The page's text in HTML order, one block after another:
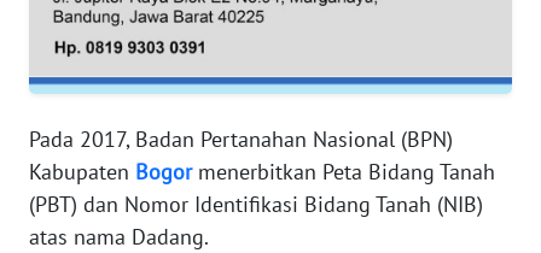
Pada 2017, Badan Pertanahan Nasional (BPN)
Kabupaten Bogormenerbitkan Peta Bidang Tanah
(PBT) dan Nomor Identifikasi Bidang Tanah (NIB)
atas nama Dadang.
PAPUA
BARAT
WN
RIAU
WN
SERAMBI